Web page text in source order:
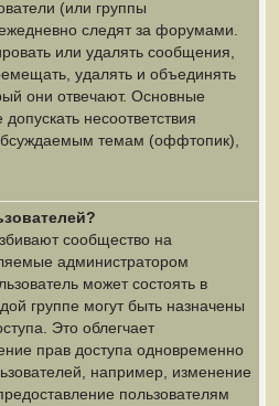
(или группы
следят за форумами.
или удалять сообщения,
удалять и объединять
они отвечают. Основные
несоответствия
темам (оффтопик),
сообщество на
администратором
может состоять в
группе могут быть назначены
Это облегчает
прав доступа одновременно
например, изменение
пользователям